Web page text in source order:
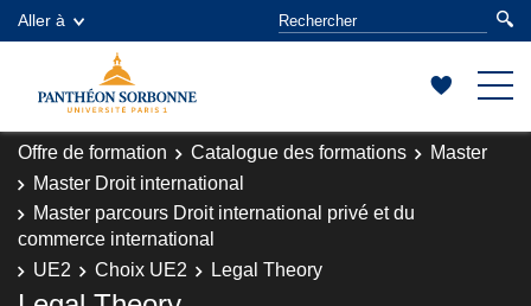
Aller à
Offre de formation Catalogue des formations
Master
Master Droit international
Master parcours Droit international privé et du
commerce international
UE2
Choix UE2 Legal Theory